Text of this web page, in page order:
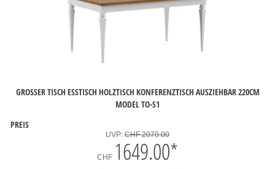
GROSSER TISCH ESSTISCH HOLZTISCH KONFERENZTISCH AUSZIEHBAR 220CM M
ODEL TO-S1
PREIS
UVP: CHF 2070.00
CHF 1649.00*